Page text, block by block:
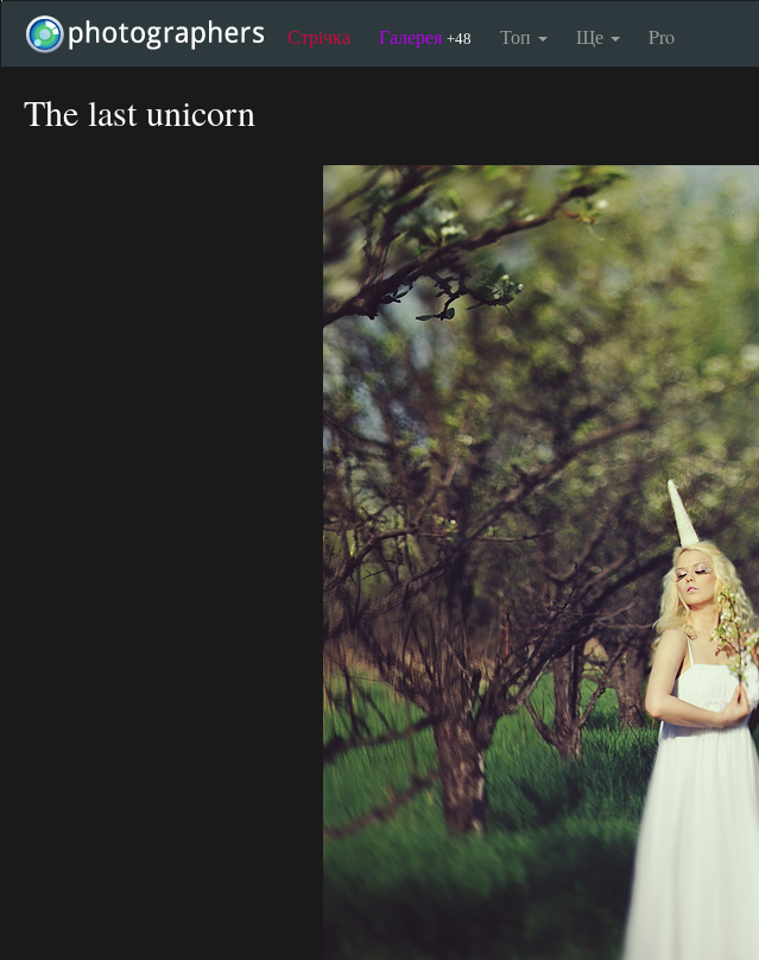
Стрічка Галерея +48 Топ Ще Pro
The last unicorn